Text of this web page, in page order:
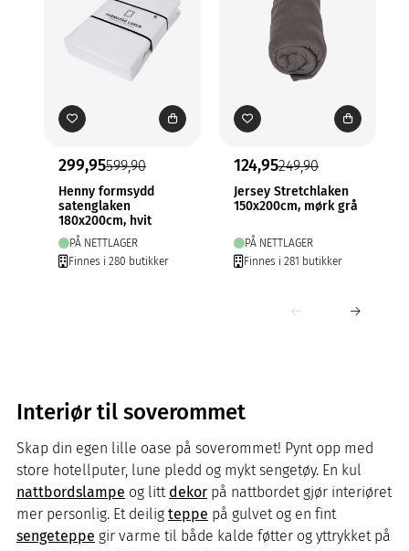
299,95599,90
Henny formsydd
satenglaken
180x200cm, hvit
PÅ NETTLAGER
Finnes i 280 butikker
124,95249,90
Jersey Stretchlaken
150x200cm, mørk grå
PÅ NETTLAGER
Finnes i 281 butikker
Interiør til soverommet
Skap din egen lille oase på soverommet! Pynt opp med
store hotellputer, lune pledd og mykt sengetøy. En kul
nattbordslampe og litt dekor på nattbordet gjør interiøret
mer personlig. Et deilig teppe på gulvet og en fint
sengeteppe gir varme til både kalde føtter og yttrykket på